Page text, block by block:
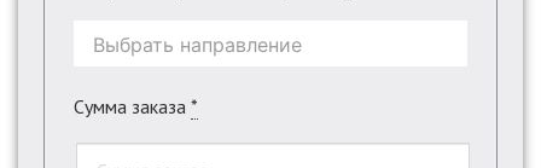
Сумма заказа *